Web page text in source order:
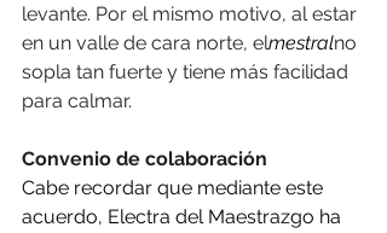
levante. Por el mismo motivo, al estar
en un valle de cara norte, elmestralno
sopla tan fuerte y tiene más facilidad
para calmar.
Convenio de colaboración
Cabe recordar que mediante este
acuerdo, Electra del Maestrazgo ha